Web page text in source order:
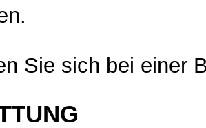
Sie sich bei einer